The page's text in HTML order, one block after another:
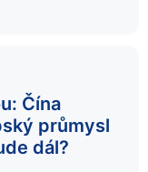
Čína
průmysl
dál?